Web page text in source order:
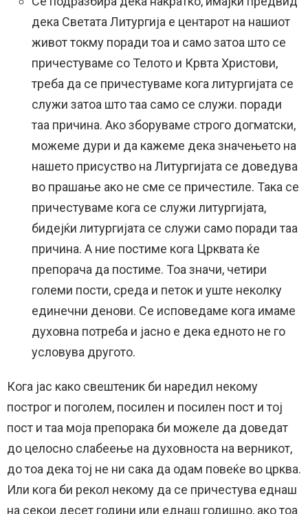
дека Светата Литургија е центарот на нашиот
живот токму поради тоа и само затоа што се
причестуваме со Телото и Крвта Христови,
треба да се причестуваме кога литургијата се
служи затоа што таа само се служи. поради
таа причина. Ако зборуваме строго догматски,
можеме дури и да кажеме дека значењето на
нашето присуство на Литургијата се доведува
во прашање ако не сме се причестиле. Така се
причестуваме кога се служи литургијата,
бидејќи литургијата се служи само поради таа
причина. А ние постиме кога Црквата ќе
препорача да постиме. Тоа значи, четири
големи пости, среда и петок и уште неколку
единечни денови. Се исповедаме кога имаме
духовна потреба и јасно е дека едното не го
условува другото.
Кога јас како свештеник би наредил некому
построг и поголем, посилен и посилен пост и тој
пост и таа моја препорака би можеле да доведат
до целосно слабеење на духовноста на верникот,
до тоа дека тој не ни сака да одам повеќе во црква.
Или кога би рекол некому да се причестува еднаш
на секои десет години или еднаш годишно, ако тоа